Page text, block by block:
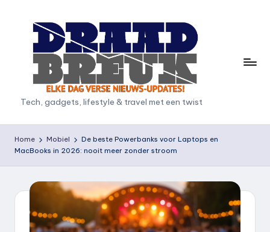
D
r
a
a
Tech, gadgets, lifestyle & travel met een twist
Home Mobiel
De beste Powerbanks voor Laptops en
MacBooks in 2026: nooit meer zonder stroom